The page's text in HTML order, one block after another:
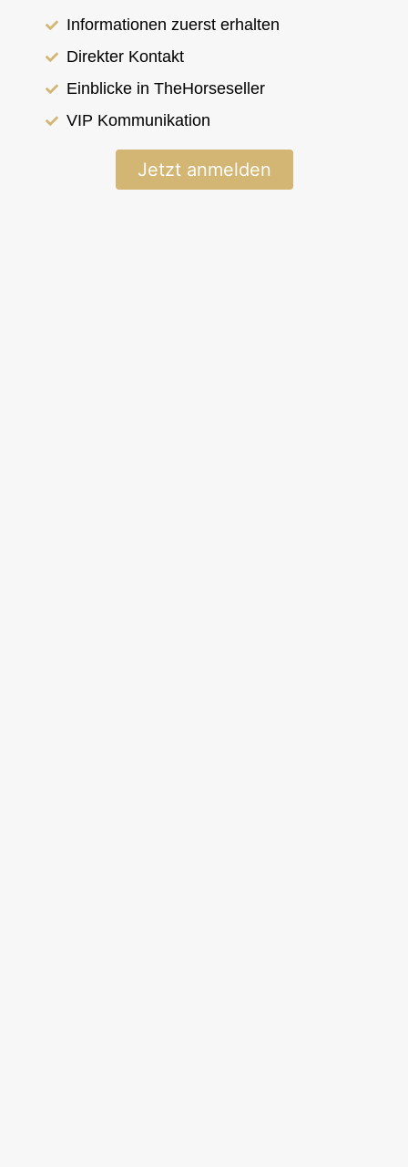
Islandpferd
FEIF-ID: IS2017157949
Myllusveinn frá
Laugarmýri
Informationen zuerst erhalten
Direkter Kontakt
Einblicke in TheHorseseller
VIP Kommunikation
Jetzt anmelden